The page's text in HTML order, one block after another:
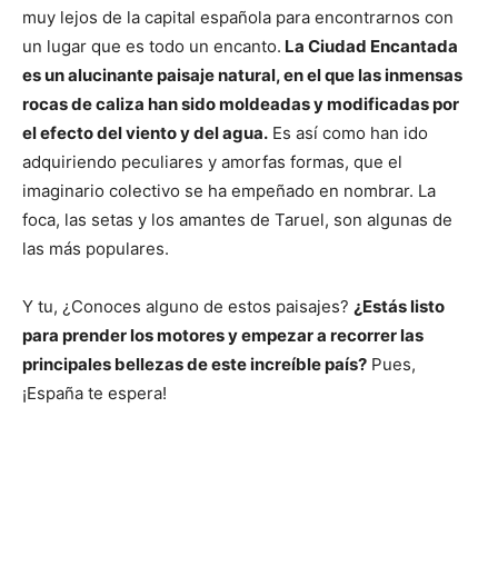
muy lejos de la capital española para encontrarnos con
un lugar que es todo un encanto. La Ciudad Encantada
es un alucinante paisaje natural, en el que las inmensas
rocas de caliza han sido moldeadas y modificadas por
el efecto del viento y del agua. Es así como han ido
adquiriendo peculiares y amorfas formas, que el
imaginario colectivo se ha empeñado en nombrar. La
foca, las setas y los amantes de Taruel, son algunas de
las más populares.
Y tu, ¿Conoces alguno de estos paisajes? ¿Estás listo
para prender los motores y empezar a recorrer las
principales bellezas de este increíble país? Pues,
¡España te espera!